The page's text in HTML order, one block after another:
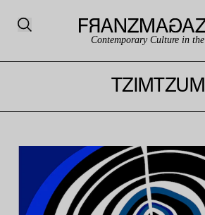
Contemporary Culture in
TZIMTZUM